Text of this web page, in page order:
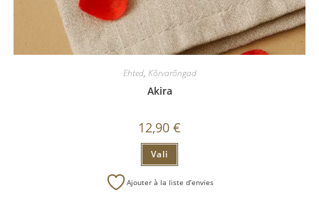
Ehted, Kõrvarõngad
Akira
12,90 €
Vali
Ajouter à la liste d’envies